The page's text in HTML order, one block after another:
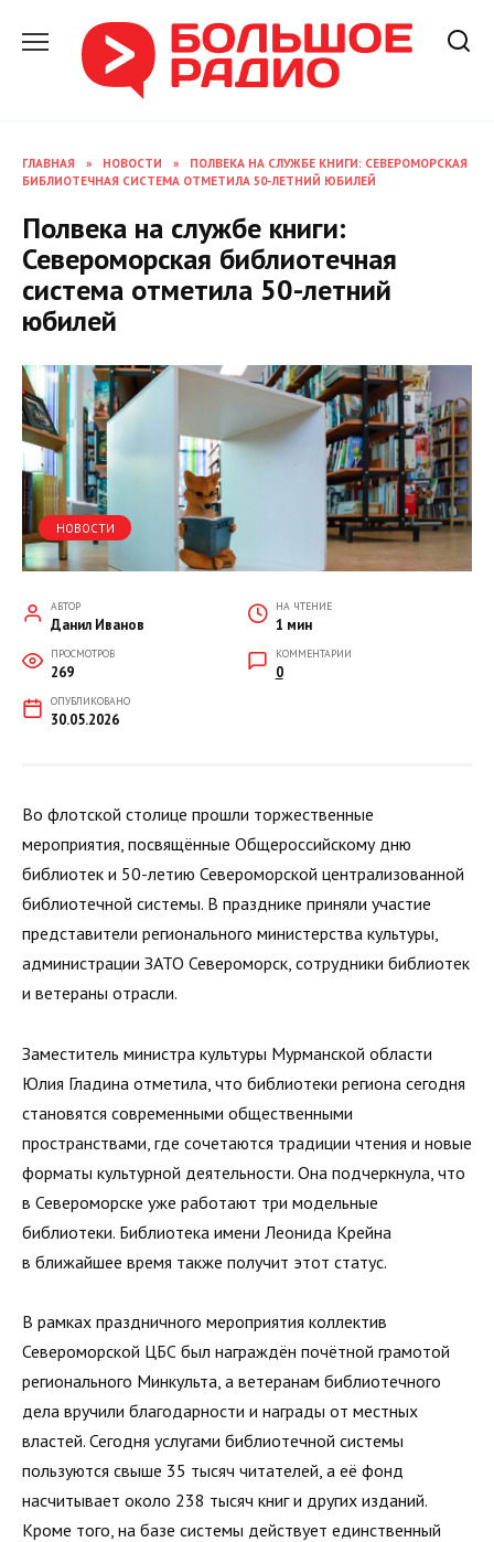
содержанию
ГЛАВНАЯ » НОВОСТИ »
ПОЛВЕКА НА СЛУЖБЕ КНИГИ: СЕВЕРОМОРСКАЯ
БИБЛИОТЕЧНАЯ СИСТЕМА ОТМЕТИЛА 50-ЛЕТНИЙ ЮБИЛЕЙ
Полвека на службе книги:
Североморская библиотечная
система отметила 50-летний
юбилей
НОВОСТИ
АВТОР
Данил Иванов
НА ЧТЕНИЕ
1 мин
ПРОСМОТРОВ
269
КОММЕНТАРИИ
0
ОПУБЛИКОВАНО
30.05.2026
Во флотской столице прошли торжественные
мероприятия, посвящённые Общероссийскому дню
библиотек и 50-летию Североморской централизованной
библиотечной системы. В празднике приняли участие
представители регионального министерства культуры,
администрации ЗАТО Североморск, сотрудники библиотек
и ветераны отрасли.
Заместитель министра культуры Мурманской области
Юлия Гладина отметила, что библиотеки региона сегодня
становятся современными общественными
пространствами, где сочетаются традиции чтения и новые
форматы культурной деятельности. Она подчеркнула, что
в Североморске уже работают три модельные
библиотеки. Библиотека имени Леонида Крейна
в ближайшее время также получит этот статус.
В рамках праздничного мероприятия коллектив
Североморской ЦБС был награждён почётной грамотой
регионального Минкульта, а ветеранам библиотечного
дела вручили благодарности и награды от местных
властей. Сегодня услугами библиотечной системы
пользуются свыше 35 тысяч читателей, а её фонд
насчитывает около 238 тысяч книг и других изданий.
Кроме того, на базе системы действует единственный